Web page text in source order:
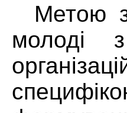
Метою
молоді